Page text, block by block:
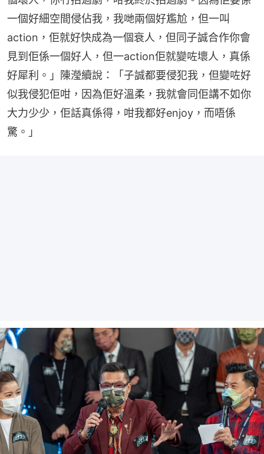
一個好細空間侵佔我，我哋兩個好尷尬，但一叫
action，佢就好快成為一個衰人，但同子誠合作你會
見到佢係一個好人，但一action佢就變咗壞人，真係
好犀利。」陳瀅續說：「子誠都要侵犯我，但變咗好
似我侵犯佢咁，因為佢好溫柔，我就會同佢講不如你
大力少少，佢話真係得，咁我都好enjoy，而唔係
驚。」